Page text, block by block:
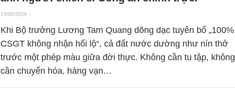
15/05/2026 |
Khi Bộ trưởng Lương Tam Quang dõng dạc tuyên bố „100%
CSGT không nhận hối lộ“, cả đất nước dường như nín thở
trước một phép màu giữa đời thực. Không cần tu tập, không
cần chuyển hóa, hàng vạn…